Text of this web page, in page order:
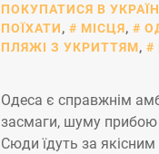
ПОКУПАТИСЯ В
ПОЇХАТИ, МІСЦЯ,
ПЛЯЖІ З УКРИТТЯМ,
Одеса є справжнім
засмаги, шуму прибою
Сюди їдуть за